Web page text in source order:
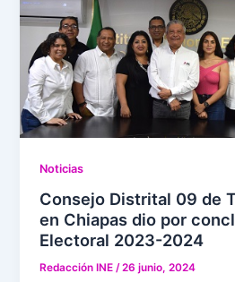
Noticias
Consejo Distrital 09 de
en Chiapas dio por
Electoral 2023-2024
Redacción INE/26 junio, 2024